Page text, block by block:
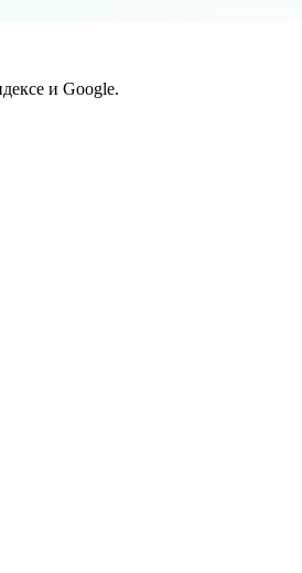
и Google.